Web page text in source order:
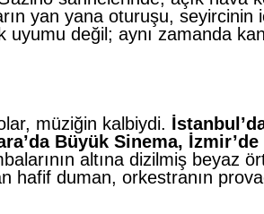
yan yana oturuşu,
uyumu değil; aynı zamanda
müziğin kalbiydi.
Büyük Sinema,
altına dizilmiş beyaz
hafif duman, orkestranın